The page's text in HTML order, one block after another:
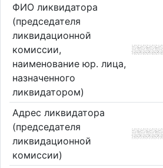
ФИО ликвидатора
(председателя
ликвидационной
комиссии,
наименование юр. лица,
назначенного
ликвидатором)
Адрес ликвидатора
(председателя
ликвидационной
комиссии)